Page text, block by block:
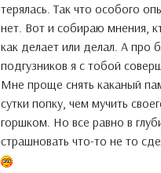
терялась. Так что особого
нет. Вот и собираю мнения,
как делает или делал. А про
подгузников я с тобой
Мне проще снять каканый
сутки попку, чем мучить
горшком. Но все равно в
страшновать что-то не то